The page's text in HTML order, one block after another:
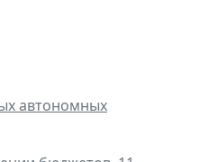
автономных